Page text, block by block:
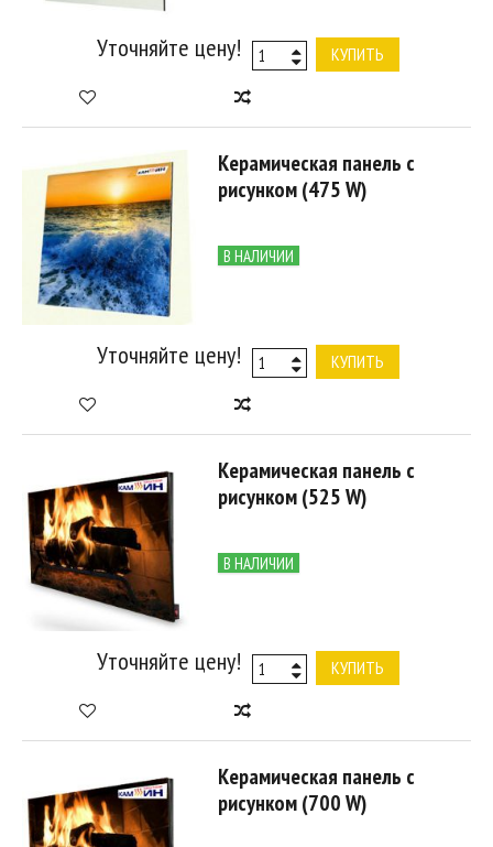
Уточняйте цену! КУПИТЬ
Керамическая панель с
рисунком (475 W)
В НАЛИЧИИ
Уточняйте цену! КУПИТЬ
Керамическая панель с
рисунком (525 W)
В НАЛИЧИИ
Уточняйте цену! КУПИТЬ
Керамическая панель с
рисунком (700 W)